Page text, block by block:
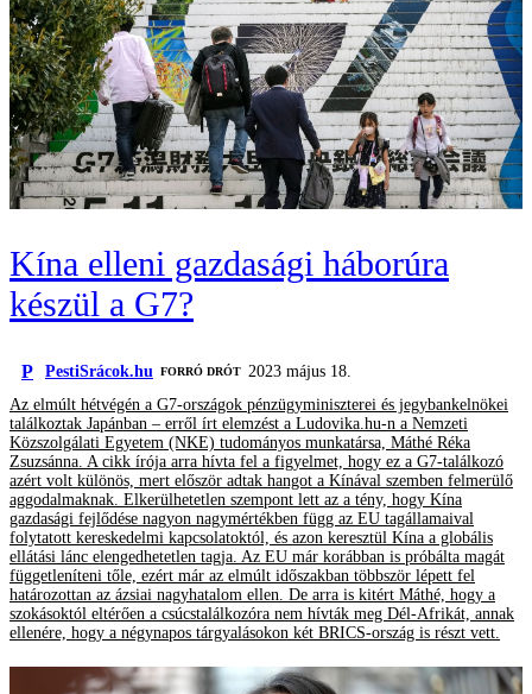
Kína elleni gazdasági háborúra
készül a G7?
P PestiSrácok.hu FORRÓ DRÓT 2023 május 18.
Az elmúlt hétvégén a G7-országok pénzügyminiszterei és jegybankelnökei
találkoztak Japánban – erről írt elemzést a Ludovika.hu-n a Nemzeti
Közszolgálati Egyetem (NKE) tudományos munkatársa, Máthé Réka
Zsuzsánna. A cikk írója arra hívta fel a figyelmet, hogy ez a G7-találkozó
azért volt különös, mert először adtak hangot a Kínával szemben felmerülő
aggodalmaknak. Elkerülhetetlen szempont lett az a tény, hogy Kína
gazdasági fejlődése nagyon nagymértékben függ az EU tagállamaival
folytatott kereskedelmi kapcsolatoktól, és azon keresztül Kína a globális
ellátási lánc elengedhetetlen tagja. Az EU már korábban is próbálta magát
függetleníteni tőle, ezért már az elmúlt időszakban többször lépett fel
határozottan az ázsiai nagyhatalom ellen. De arra is kitért Máthé, hogy a
szokásoktól eltérően a csúcstalálkozóra nem hívták meg Dél-Afrikát, annak
ellenére, hogy a négynapos tárgyalásokon két BRICS-ország is részt vett.